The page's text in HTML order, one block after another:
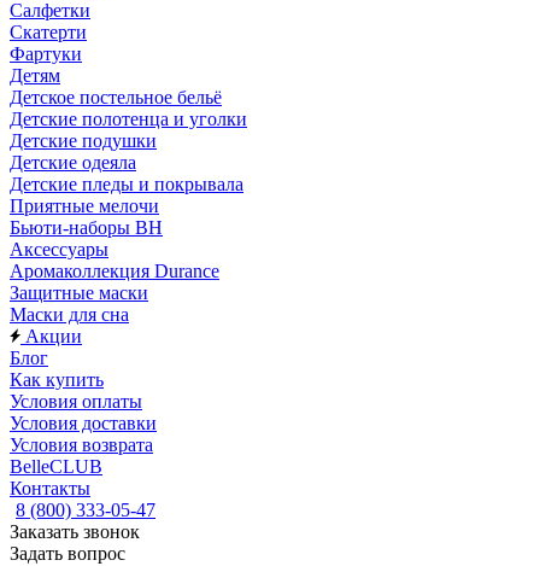
Салфетки
Скатерти
Фартуки
Детям
Детское постельное бельё
Детские полотенца и уголки
Детские подушки
Детские одеяла
Детские пледы и покрывала
Приятные мелочи
Бьюти-наборы ВН
Аксессуары
Аромаколлекция Durance
Защитные маски
Маски для сна
Акции
Блог
Как купить
Условия оплаты
Условия доставки
Условия возврата
BelleCLUB
Контакты
8 (800) 333-05-47
Заказать звонок
Задать вопрос